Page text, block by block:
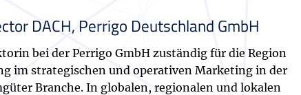
DACH, Perrigo Deutschland GmbH
bei der Perrigo GmbH zuständig für die Region
im strategischen und operativen Marketing in der
Branche. In globalen, regionalen und lokalen